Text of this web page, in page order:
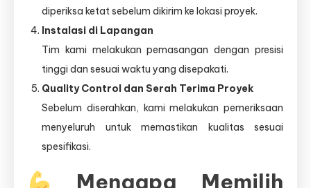
diperiksa ketat sebelum dikirim ke lokasi proyek.
Instalasi di Lapangan
Tim kami melakukan pemasangan dengan presisi
tinggi dan sesuai waktu yang disepakati.
Quality Control dan Serah Terima Proyek
Sebelum diserahkan, kami melakukan pemeriksaan
menyeluruh untuk memastikan kualitas sesuai
spesifikasi.
Mengapa Memilih